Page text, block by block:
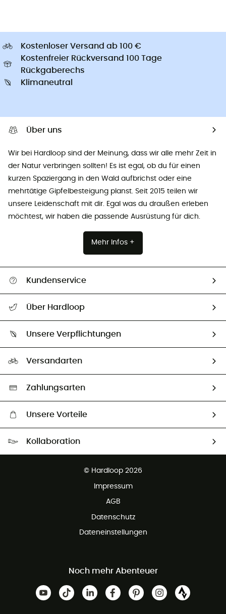
Kostenloser Versand ab 100 €
Kostenfreier Rückversand 100 Tage
Rückgaberechs
Klimaneutral
Über uns
Wir bei Hardloop sind der Meinung, dass wir alle mehr Zeit in
der Natur verbringen sollten! Es ist egal, ob du für einen
kurzen Spaziergang in den Wald aufbrichst oder eine
mehrtätige Gipfelbesteigung planst. Seit 2015 teilen wir
unsere Leidenschaft mit dir. Egal was du draußen erleben
möchtest, wir haben die passende Ausrüstung für dich.
Mehr Infos +
Kundenservice
Größentabelle
Vertrag widerrufen
Über Hardloop
Unsere Botschafter
Unsere Verpflichtungen
Auswahl an nachhaltigen Produkten
Versandarten
Zahlungsarten
Unsere Vorteile
Kollaboration
© Hardloop 2026
Impressum
AGB
Datenschutz
Dateneinstellungen
Noch mehr Abenteuer